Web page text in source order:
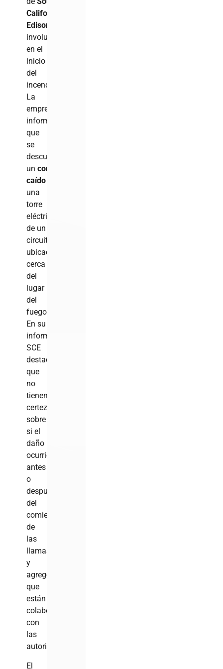
California
Edison
involucrado
en el
inicio
del
incendio.
La
empresa
informó
que
se
descubrió
unconductor
caído
una
torre
eléctrica
de un
circuito
ubicado
cerca
del
lugar
del
fuego.
En su
informe,
SCE
destacó
que
no
tienen
certeza
sobre
si el
daño
ocurrió
antes
o
después
del
comienzo
de
las
llamas
y
agregó
que
están
colaborando
con
las
autoridades.
El